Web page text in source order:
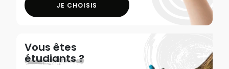
JE CHOISIS
Vous êtes
étudiants ?